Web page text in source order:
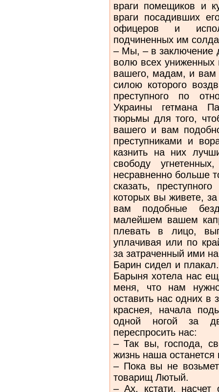
враги помещиков и
враги посадивших
офицеров и
подчиненных им
– Мы, – в заключение
волю всех униженных
вашего, мадам, и вам
силою которого
преступного по
Украины гетмана
тюрьмы для того,
вашего и вам
преступниками и
казнить на них
свободу
несравненно больше
сказать,
которых вы живете,
вам подобные
малейшем вашем
плевать в лицо,
уплачивая или по
за затраченный ими
Барин сидел и
Барыня хотела нас
меня, что нам
оставить нас одних в
краснея, начала
одной ногой за
переспросить нас:
– Так вы, господа,
жизнь наша останется
– Пока вы не
товарищ Лютый.
– Ах, кстати, насчет